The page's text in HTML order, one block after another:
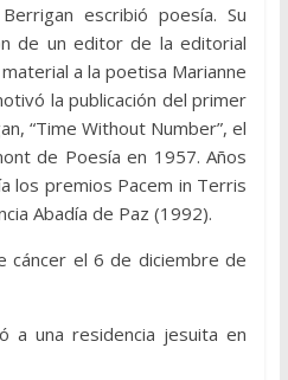
escribió poesía. Su
de un editor de la editorial
a la poetisa Marianne
la publicación del primer
“Time Without Number”, el
de Poesía en 1957. Años
los premios Pacem in Terris
Abadía de Paz (1992).
cáncer el 6 de diciembre de
a una residencia jesuita en